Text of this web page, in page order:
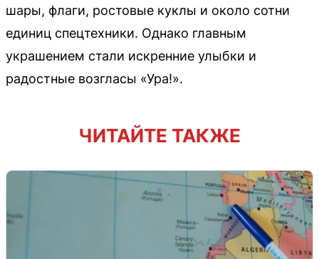
шары, флаги, ростовые куклы и около сотни
единиц спецтехники. Однако главным
украшением стали искренние улыбки и
радостные возгласы «Ура!».
ЧИТАЙТЕ ТАКЖЕ